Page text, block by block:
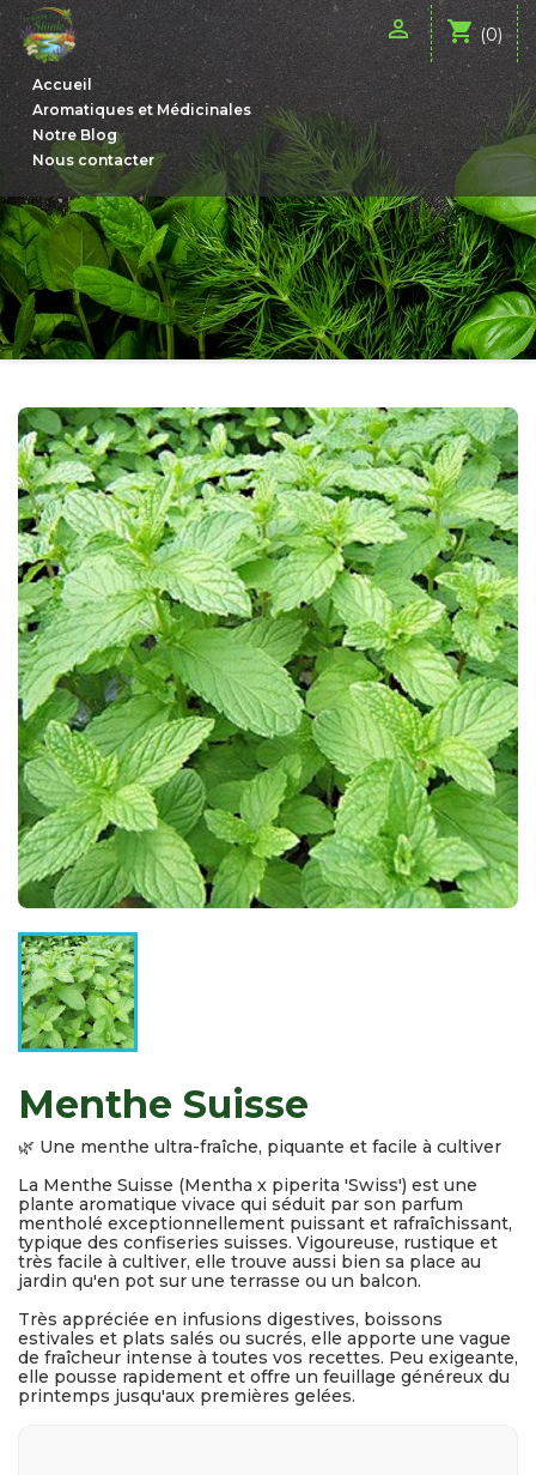
shopping_cart (0)

Accueil
Aromatiques et Médicinales
Notre Blog
Nous contacter
Menthe Suisse
🌿 Une menthe ultra-fraîche, piquante et facile à cultiver
La Menthe Suisse (Mentha x piperita 'Swiss') est une
plante aromatique vivace qui séduit par son parfum
mentholé exceptionnellement puissant et rafraîchissant,
typique des confiseries suisses. Vigoureuse, rustique et
très facile à cultiver, elle trouve aussi bien sa place au
jardin qu'en pot sur une terrasse ou un balcon.
Très appréciée en infusions digestives, boissons
estivales et plats salés ou sucrés, elle apporte une vague
de fraîcheur intense à toutes vos recettes. Peu exigeante,
elle pousse rapidement et offre un feuillage généreux du
printemps jusqu'aux premières gelées.